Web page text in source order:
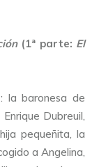
(1ª parte: El
la baronesa de
Dubreuil,
pequeñita, la
a Angelina,